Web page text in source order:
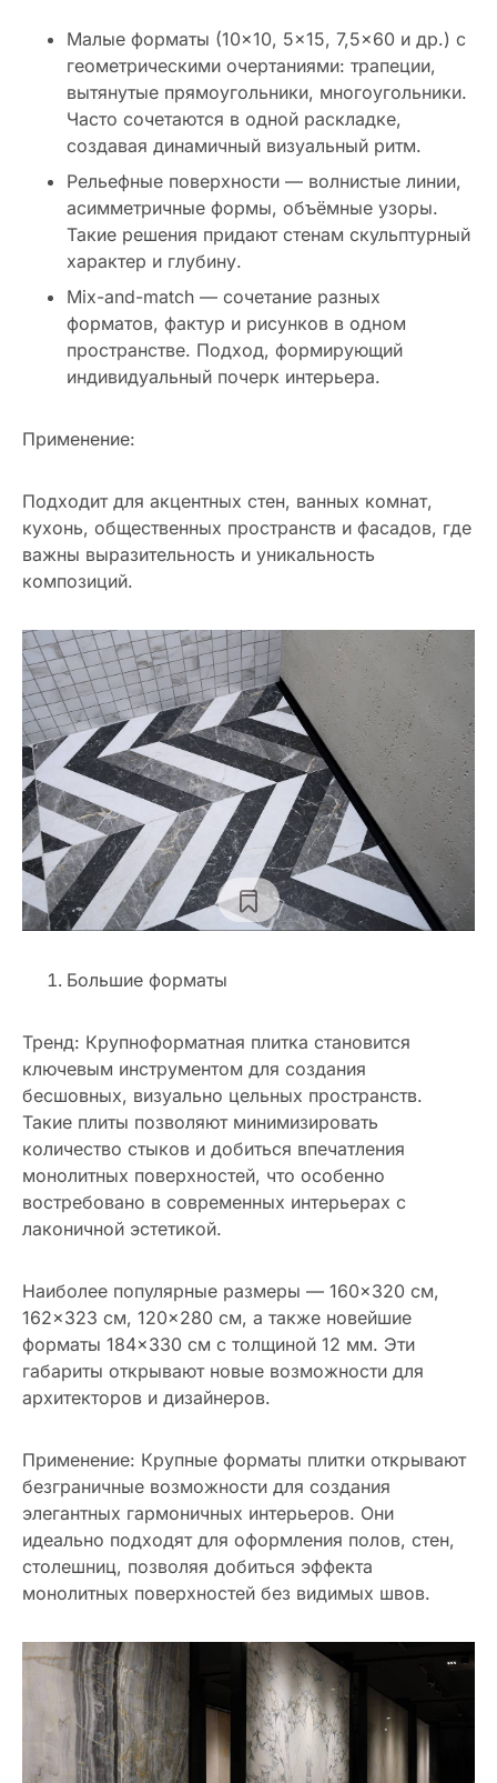
Малые форматы (10×10, 5×15, 7,5×60 и др.) с
геометрическими очертаниями: трапеции,
вытянутые прямоугольники, многоугольники.
Часто сочетаются в одной раскладке,
создавая динамичный визуальный ритм.
Рельефные поверхности — волнистые линии,
асимметричные формы, объёмные узоры.
Такие решения придают стенам скульптурный
характер и глубину.
Mix-and-match — сочетание разных
форматов, фактур и рисунков в одном
пространстве. Подход, формирующий
индивидуальный почерк интерьера.
Применение:
Подходит для акцентных стен, ванных комнат,
кухонь, общественных пространств и фасадов, где
важны выразительность и уникальность
композиций.
Большие форматы
Тренд: Крупноформатная плитка становится
ключевым инструментом для создания
бесшовных, визуально цельных пространств.
Такие плиты позволяют минимизировать
количество стыков и добиться впечатления
монолитных поверхностей, что особенно
востребовано в современных интерьерах с
лаконичной эстетикой.
Наиболее популярные размеры — 160×320 см,
162×323 см, 120×280 см, а также новейшие
форматы 184×330 см с толщиной 12 мм. Эти
габариты открывают новые возможности для
архитекторов и дизайнеров.
Применение: Крупные форматы плитки открывают
безграничные возможности для создания
элегантных гармоничных интерьеров. Они
идеально подходят для оформления полов, стен,
столешниц, позволяя добиться эффекта
монолитных поверхностей без видимых швов.